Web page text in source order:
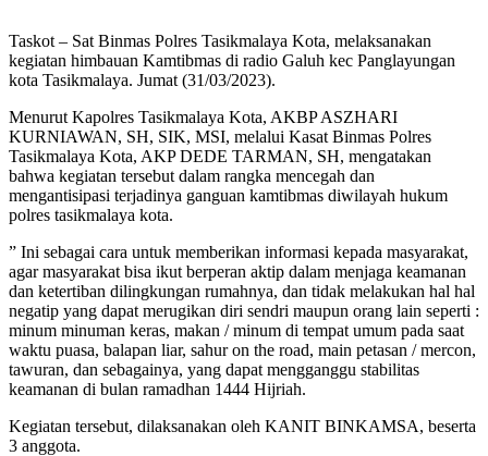
Taskot – Sat Binmas Polres Tasikmalaya Kota, melaksanakan
kegiatan himbauan Kamtibmas di radio Galuh kec Panglayungan
kota Tasikmalaya. Jumat (31/03/2023).
Menurut Kapolres Tasikmalaya Kota, AKBP ASZHARI
KURNIAWAN, SH, SIK, MSI, melalui Kasat Binmas Polres
Tasikmalaya Kota, AKP DEDE TARMAN, SH, mengatakan
bahwa kegiatan tersebut dalam rangka mencegah dan
mengantisipasi terjadinya ganguan kamtibmas diwilayah hukum
polres tasikmalaya kota.
” Ini sebagai cara untuk memberikan informasi kepada masyarakat,
agar masyarakat bisa ikut berperan aktip dalam menjaga keamanan
dan ketertiban dilingkungan rumahnya, dan tidak melakukan hal hal
negatip yang dapat merugikan diri sendri maupun orang lain seperti :
minum minuman keras, makan / minum di tempat umum pada saat
waktu puasa, balapan liar, sahur on the road, main petasan / mercon,
tawuran, dan sebagainya, yang dapat mengganggu stabilitas
keamanan di bulan ramadhan 1444 Hijriah.
Kegiatan tersebut, dilaksanakan oleh KANIT BINKAMSA, beserta
3 anggota.